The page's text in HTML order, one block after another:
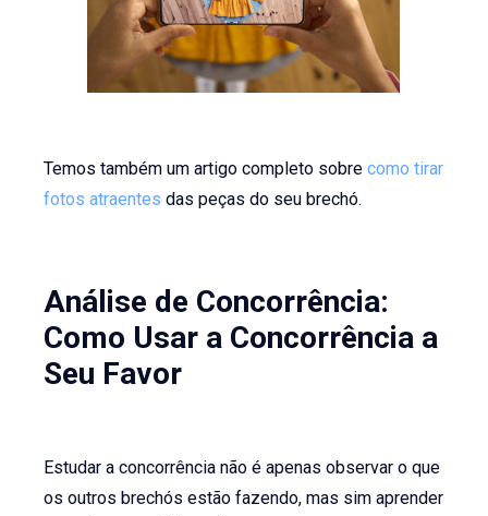
Temos também um artigo completo sobrecomo tirar
fotos atraentes das peças do seu brechó.
Análise de Concorrência:
Como Usar a Concorrência a
Seu Favor
Estudar a concorrência não é apenas observar o que
os outros brechós estão fazendo, mas sim aprender